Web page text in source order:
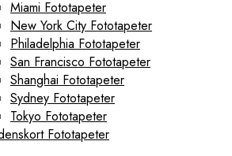
Miami Fototapeter
New York City Fototapeter
Philadelphia Fototapeter
San Francisco Fototapeter
Shanghai Fototapeter
Sydney Fototapeter
Tokyo Fototapeter
Fototapeter